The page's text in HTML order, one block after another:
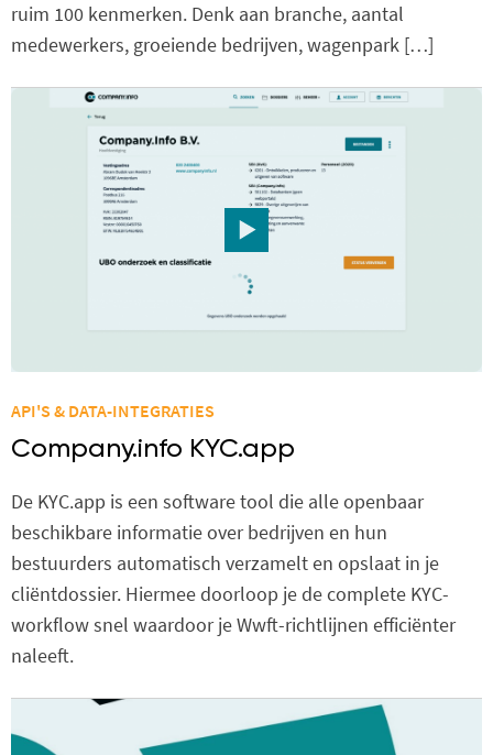
ruim 100 kenmerken. Denk aan branche, aantal
medewerkers, groeiende bedrijven, wagenpark […]
API'S & DATA-INTEGRATIES
Company.info KYC.app
De KYC.app is een software tool die alle openbaar
beschikbare informatie over bedrijven en hun
bestuurders automatisch verzamelt en opslaat in je
cliëntdossier. Hiermee doorloop je de complete KYC-
workflow snel waardoor je Wwft-richtlijnen efficiënter
naleeft.